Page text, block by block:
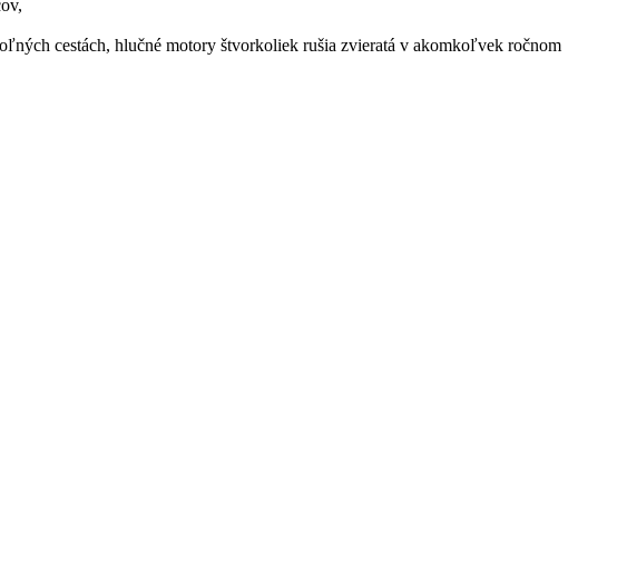
cestách, hlučné motory štvorkoliek rušia zvieratá v akomkoľvek ročnom